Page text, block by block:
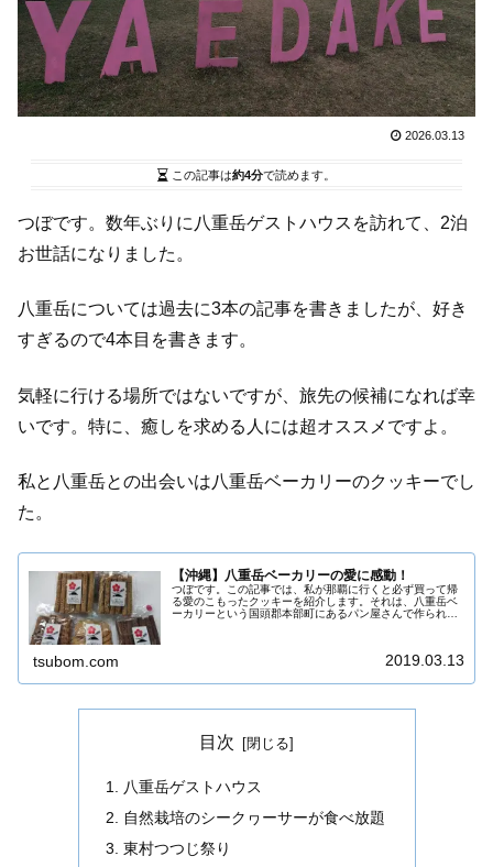
2026.03.13
この記事は約4分で読めます。
つぼです。数年ぶりに八重岳ゲストハウスを訪れて、2泊
お世話になりました。
八重岳については過去に3本の記事を書きましたが、好き
すぎるので4本目を書きます。
気軽に行ける場所ではないですが、旅先の候補になれば幸
いです。特に、癒しを求める人には超オススメですよ。
私と八重岳との出会いは八重岳ベーカリーのクッキーでし
た。
【沖縄】八重岳ベーカリーの愛に感動！
つぼです。この記事では、私が那覇に行くと必ず買って帰
る愛のこもったクッキーを紹介します。それは、八重岳ベ
ーカリーという国頭郡本部町にあるパン屋さんで作られて
tsubom.com 2019.03.13
目次
八重岳ゲストハウス
自然栽培のシークヮーサーが食べ放題
東村つつじ祭り